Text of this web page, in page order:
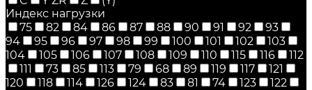
Индекс нагрузки
75
82 84 86 87 88 90 91 92
93
94
95 96 97 98 99 100 101 102
103
104
105 106 107 108 109 110 115 116
112
111
73 85 113 79 68 89 119 117
121
120
118 114 126 124 83 81 74 123
122